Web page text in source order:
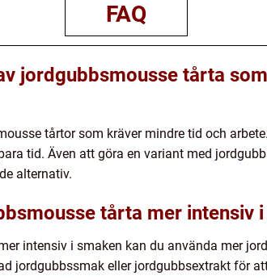
FAQ
jordgubbsmousse tårta
tårtor som kräver mindre tid och
tid. Även att göra en variant med
alternativ.
tårta mer intensiv i
intensiv i smaken kan du använda mer
jordgubbssmak eller jordgubbsextrakt för